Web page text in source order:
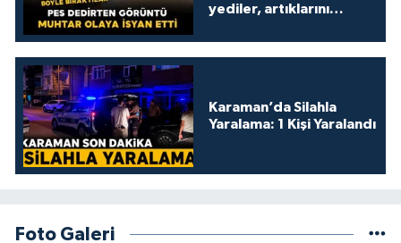
yediler, artıklarını
Karaman’da Silahla
Yaralama: 1 Kişi Yaralandı
Foto Galeri